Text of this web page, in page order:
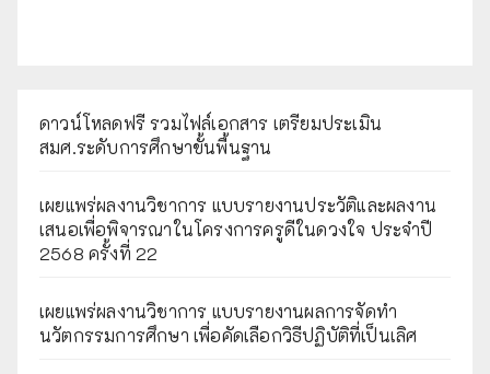
ดาวน์โหลดฟรี รวมไฟล์เอกสาร เตรียมประเมิน
สมศ.ระดับการศึกษาขั้นพื้นฐาน
เผยแพร่ผลงานวิชาการ แบบรายงานประวัติและผลงาน
เสนอเพื่อพิจารณาในโครงการครูดีในดวงใจ ประจำปี
2568 ครั้งที่ 22
เผยแพร่ผลงานวิชาการ แบบรายงานผลการจัดทำ
นวัตกรรมการศึกษา เพื่อคัดเลือกวิธีปฏิบัติที่เป็นเลิศ